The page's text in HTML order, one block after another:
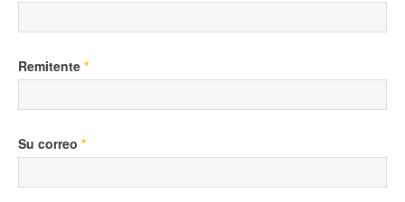
Remitente *
Su correo *